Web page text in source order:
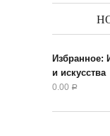
Избранное:
и искусства
0.00 Р